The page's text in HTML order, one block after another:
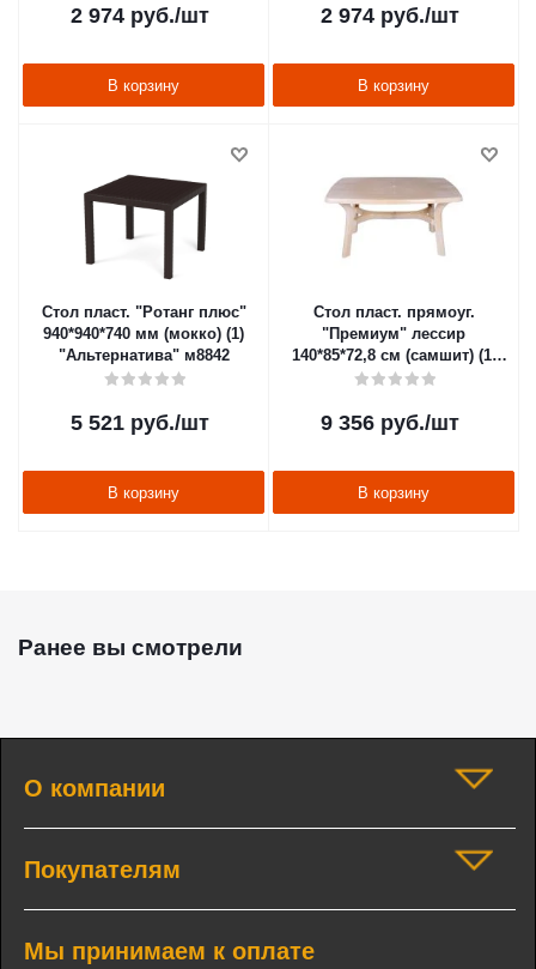
2 974руб./шт
В корзину
2 974руб./шт
В корзину
Стол пласт. "Ротанг плюс"
940*940*740 мм (мокко) (1)
"Альтернатива" м8842
5 521руб./шт
В корзину
Стол пласт. прямоуг.
"Премиум" лессир
140*85*72,8 см (самшит) (1)
"Стандарт пластик"
9 356руб./шт
В корзину
Ранее вы смотрели
О компании
Покупателям
Мы принимаем к оплате